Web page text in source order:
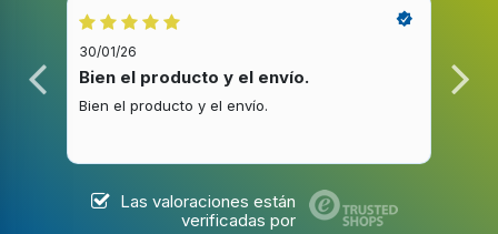
30/01/26
Bien el producto y el envío.
Bien el producto y el envío.
Las valoraciones están
verificadas por